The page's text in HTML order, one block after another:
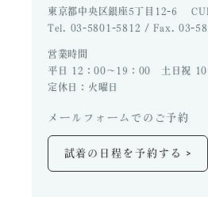
東京都中央区銀座5丁目12-6
Tel. 03-5801-5812 / Fax. 03-
営業時間
平日 12：00～19：00 土日祝 10
定休日：火曜日
メールフォームでのご予約
試着の日程を予約する >